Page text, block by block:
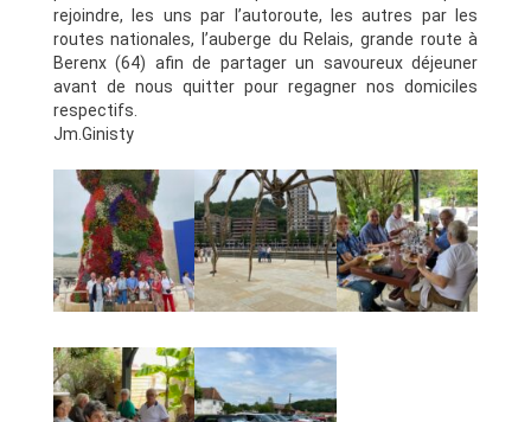
rejoindre, les uns par l’autoroute, les autres par les
routes nationales, l’auberge du Relais, grande route à
Berenx (64) afin de partager un savoureux déjeuner
avant de nous quitter pour regagner nos domiciles
respectifs.
Jm.Ginisty